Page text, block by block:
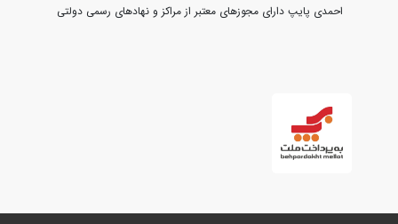
احمدی پایپ دارای مجوزهای معتبر از مراکز و نهادهای رسمی دولتی